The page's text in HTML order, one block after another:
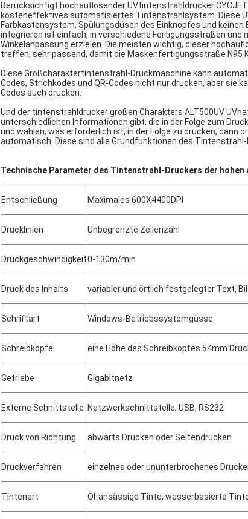
Berücksichtigt hochauflösender UVtintenstrahldrucker
kosteneffektives automatisiertes Tintenstrahlsystem. Diese
Farbkastensystem, Spülungsdüsen des Einknopfes und
integrieren ist einfach, in verschiedene Fertigungsstraßen und
Winkelanpassung erzielen. Die meisten wichtig, dieser
treffen, sehr passend, damit die Maskenfertigungsstraße N95
Diese Großcharaktertintenstrahl-Druckmaschine kann
Codes, Strichkodes und QR-Codes nicht nur drucken, aber sie
Codes auch drucken.
Und der tintenstrahldrucker großen Charakters ALT500UV
unterschiedlichen Informationen gibt, die in der Folge zum
und wählen, was erforderlich ist, in der Folge zu drucken, dann
automatisch. Diese sind alle Grundfunktionen des
Technische Parameter des Tintenstrahl-Druckers der hohen
Entschließung Maximales 600X4400DPI
Drucklinien Unbegrenzte Zeilenzahl
Druckgeschwindigkeit0-130m/min
Druck des Inhalts variabler und örtlich festgelegter Text,
Schriftart Windows-Betriebssystemgüsse
Schreibköpfe eine Höhe des Schreibkopfes 54mm
Getriebe Gigabitnetz
Externe Schnittstelle Netzwerkschnittstelle, USB, RS232
Druck von Richtung abwärts Drucken oder Seitendrucken
Druckverfahren einzelnes oder ununterbrochenes
Tintenart Öl-ansässige Tinte, wasserbasierte